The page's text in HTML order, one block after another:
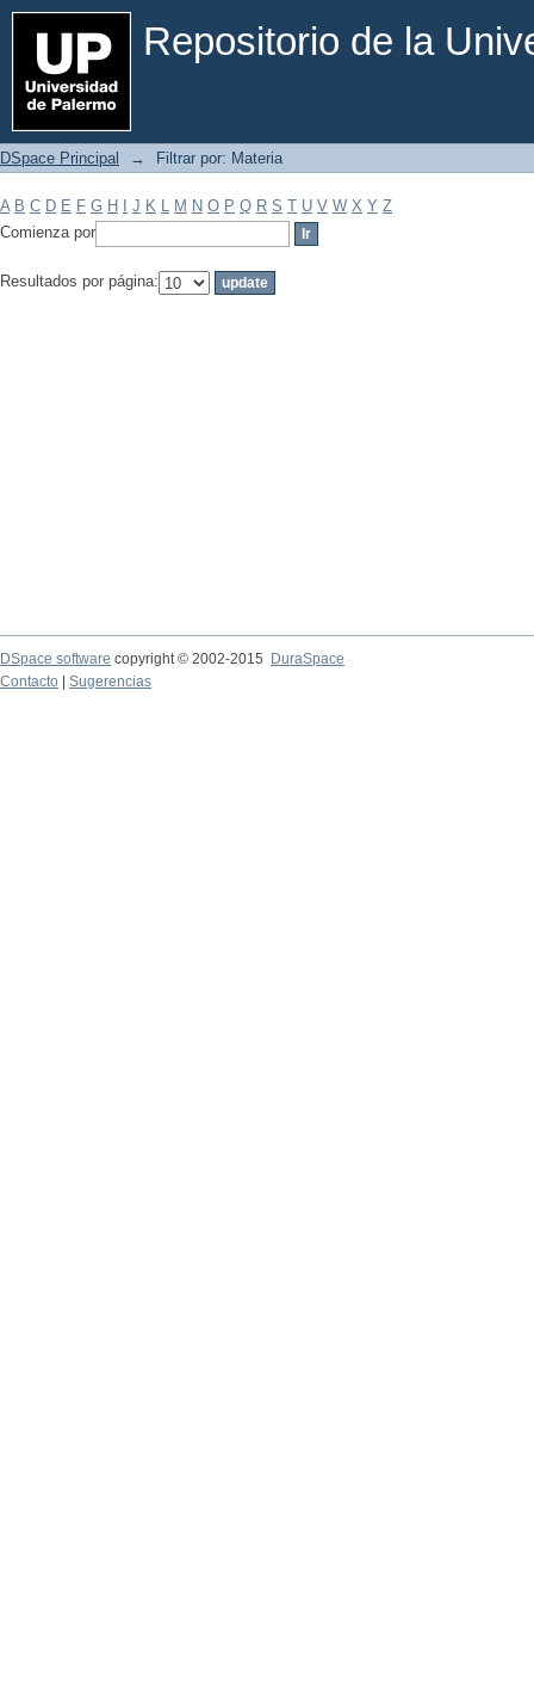
Repositorio de la
Filtrar por: Materia
DSpace Principal → Filtrar por: Materia
A B C D E F G H J K L M N O P Q R S T U V W X Y Z
Comienza por
Resultados por página:
DSpace software copyright © 2002-2015
DuraSpace
Contacto
Sugerencias